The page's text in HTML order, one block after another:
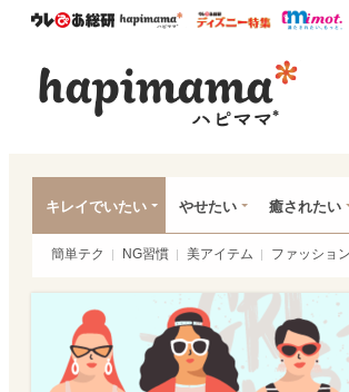
ウレぴあ総研ハピママ* ウレぴ
キレイでいたい やせたい 癒されたい
簡単テク NG習慣 美アイテム ファッション